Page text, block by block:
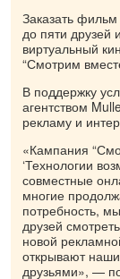
Заказать
до пяти друзей
виртуальный
“Смотрим
В поддержку
агентством
рекламу и
«Кампания
‘Технологии
совместные
многие
потребность,
друзей
новой
открывают
друзьями», —